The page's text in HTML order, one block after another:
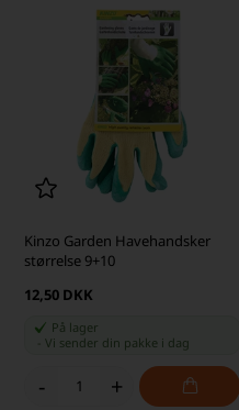
Kinzo Garden Havehandsker
størrelse 9+10
12,50 DKK
På lager
-Vi sender din pakke i dag
- +